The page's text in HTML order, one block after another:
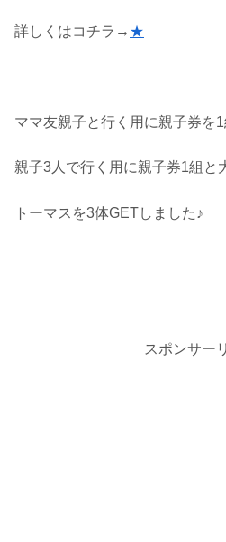
詳しくはコチラ→ ★
ママ友親子と行く用に親子券を1
親子3人で行く用に親子券1組と
トーマスを3体GETしました♪
スポンサー